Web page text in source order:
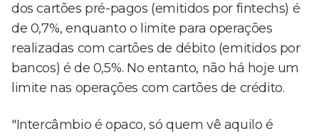
dos cartões pré-pagos (emitidos por fintechs) é
de 0,7%, enquanto o limite para operações
realizadas com cartões de débito (emitidos por
bancos) é de 0,5%. No entanto, não há hoje um
limite nas operações com cartões de crédito.
"Intercâmbio é opaco, só quem vê aquilo é